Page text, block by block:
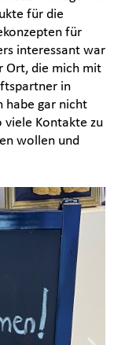
für die
für
interessant war
Ort, die mich mit
in
habe gar nicht
viele Kontakte zu
wollen und